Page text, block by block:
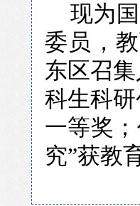
现为
委员，
东区召
科生科
一等奖
究”获教